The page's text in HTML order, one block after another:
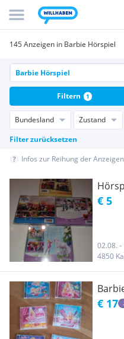
145 Anzeigen in Barbie Hörspiel
Bundesland Zustand
Filter zurücksetzen
Filtern 1
Infos zur Reihung der Anzeigen
€ 5
02.08.
4850
€ 17